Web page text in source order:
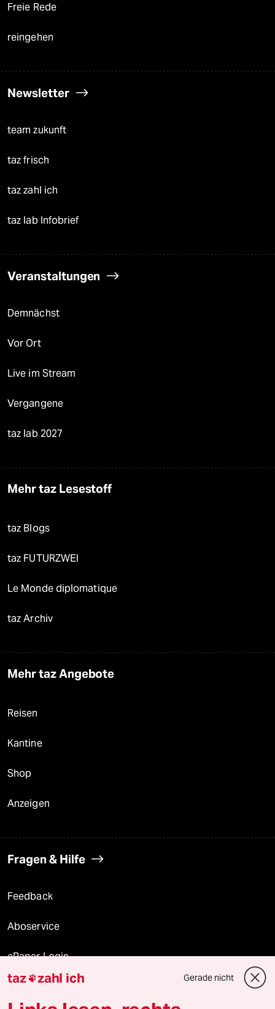
Freie Rede
reingehen
Newsletter
team zukunft
taz frisch
taz zahl ich
taz lab Infobrief
Veranstaltungen
Demnächst
Vor Ort
Live im Stream
Vergangene
taz lab 2027
Mehr taz Lesestoff
taz Blogs
taz FUTURZWEI
Le Monde diplomatique
taz Archiv
Mehr taz Angebote
Reisen
Kantine
Shop
Anzeigen
Fragen & Hilfe
Feedback
Aboservice
ePaper Login
Downloads für Abonnierende
taz zahl ich Gerade nicht